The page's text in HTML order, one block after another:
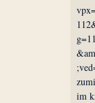
im